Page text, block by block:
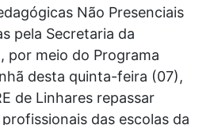
Não Presenciais
pela Secretaria da
por meio do Programa
desta quinta-feira (07),
de Linhares repassar
das escolas da